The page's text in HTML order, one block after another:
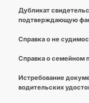
Дубликат
подтверждающую
Справка о не
Справка о семейном
Истребование
водительских